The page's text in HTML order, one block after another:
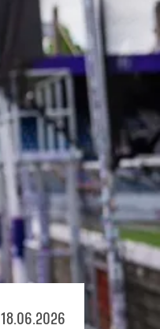
18.06.2026